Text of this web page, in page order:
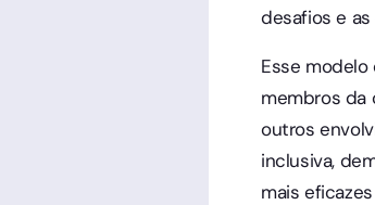
desafios e
Esse
membros da
outros
inclusiva,
mais